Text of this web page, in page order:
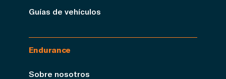
Guías de vehículos
Endurance
Sobre nosotros